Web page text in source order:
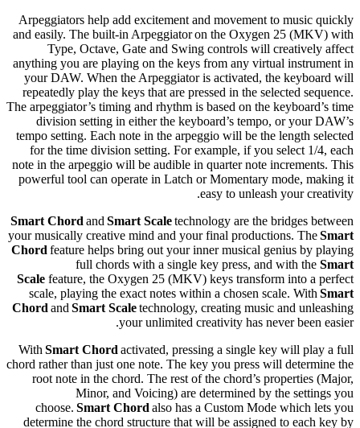
Arpeggiators help add excitement and movement to music quickly
and easily. The built-in Arpeggiator on the Oxygen 25 (MKV) with
Type, Octave, Gate and Swing controls will creatively affect
anything you are playing on the keys from any virtual instrument in
your DAW. When the Arpeggiator is activated, the keyboard will
repeatedly play the keys that are pressed in the selected sequence.
The arpeggiator’s timing and rhythm is based on the keyboard’s time
division setting in either the keyboard’s tempo, or your DAW’s
tempo setting. Each note in the arpeggio will be the length selected
for the time division setting. For example, if you select 1/4, each
note in the arpeggio will be audible in quarter note increments. This
powerful tool can operate in Latch or Momentary mode, making it
easy to unleash your creativity.
Smart Chord and Smart Scaletechnology are the bridges between
your musically creative mind and your final productions. TheSmart
Chord feature helps bring out your inner musical genius by playing
full chords with a single key press, and with the Smart
Scale feature, the Oxygen 25 (MKV) keys transform into a perfect
scale, playing the exact notes within a chosen scale. With Smart
Chord and Smart Scaletechnology, creating music and unleashing
your unlimited creativity has never been easier.
With Smart Chord activated, pressing a single key will play a full
chord rather than just one note. The key you press will determine the
root note in the chord. The rest of the chord’s properties (Major,
Minor, and Voicing) are determined by the settings you
choose. Smart Chord also has a Custom Mode which lets you
determine the chord structure that will be assigned to each key by